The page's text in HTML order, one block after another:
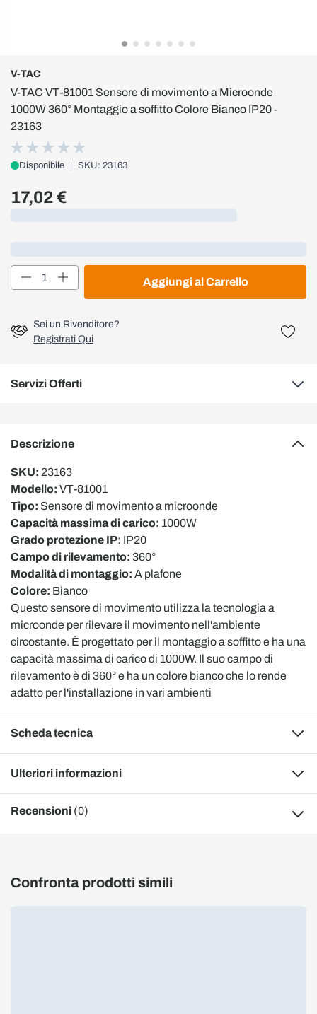
V-TAC
V-TAC VT-81001 Sensore di movimento a Microonde
1000W 360° Montaggio a soffitto Colore Bianco IP20 -
23163
Disponibile SKU: 23163
17,02 €
Quantità
Aggiungi al Carrello
Sei un Rivenditore?
Registrati Qui
Servizi Offerti
Descrizione
SKU: 23163
Modello: VT-81001
Tipo: Sensore di movimento a microonde
Capacità massima di carico: 1000W
Grado protezione IP: IP20
Campo di rilevamento: 360°
Modalità di montaggio: A plafone
Colore: Bianco
Questo sensore di movimento utilizza la tecnologia a
microonde per rilevare il movimento nell'ambiente
circostante. È progettato per il montaggio a soffitto e ha una
capacità massima di carico di 1000W. Il suo campo di
rilevamento è di 360° e ha un colore bianco che lo rende
adatto per l'installazione in vari ambienti
Scheda tecnica
Ulteriori informazioni
Recensioni (0)
Confronta prodotti simili